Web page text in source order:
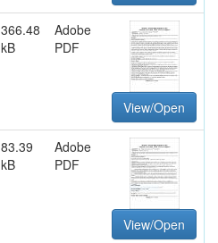
366.48
kB
Adobe
PDF
View/Open
83.39
kB
Adobe
PDF
View/Open